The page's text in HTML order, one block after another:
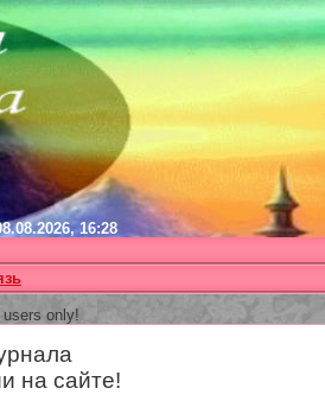
16:28
only!
на сайте!